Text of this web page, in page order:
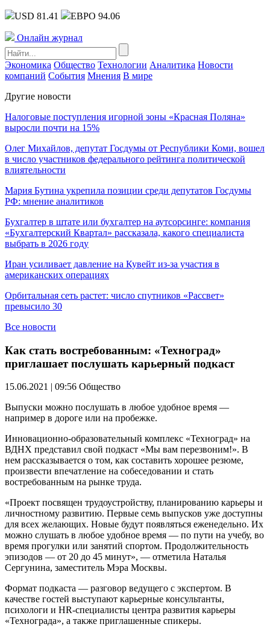
USD 81.41 ЕВРО 94.06
Онлайн журнал
Экономика Общество Технологии Аналитика Новости
компаний События Мнения В мире
Другие новости
Налоговые поступления игорной зоны «Красная Поляна»
выросли почти на 15%
Олег Михайлов, депутат Госдумы от Республики Коми, вошел
в число участников федерального рейтинга политической
влиятельности
Мария Бутина укрепила позиции среди депутатов Госдумы
РФ: мнение аналитиков
Бухгалтер в штате или бухгалтер на аутсорсинге: компания
«Бухгалтерский Квартал» рассказала, какого специалиста
выбрать в 2026 году
Иран усиливает давление на Кувейт из-за участия в
американских операциях
Орбитальная сеть растет: число спутников «Рассвет»
превысило 30
Все новости
Как стать востребованным: «Техноград»
приглашает послушать карьерный подкаст
15.06.2021 | 09:56 Общество
Выпуски можно послушать в любое удобное время —
например в дороге или на пробежке.
Инновационно-образовательный комплекс «Техноград» на
ВДНХ представил свой подкаст «Мы вам перезвоним!». В
нем рассказывается о том, как составить хорошее резюме,
произвести впечатление на собеседовании и стать
востребованным на рынке труда.
«Проект посвящен трудоустройству, планированию карьеры и
личностному развитию. Первые семь выпусков уже доступны
для всех желающих. Новые будут появляться еженедельно. Их
можно слушать в любое удобное время — по пути на учебу, во
время прогулки или занятий спортом. Продолжительность
эпизодов — от 20 до 45 минут», — отметила Наталья
Сергунина, заместитель Мэра Москвы.
Формат подкаста — разговор ведущего с экспертом. В
качестве гостей выступают карьерные консультанты,
психологи и HR-специалисты центра развития карьеры
«Технограда», а также приглашенные спикеры.